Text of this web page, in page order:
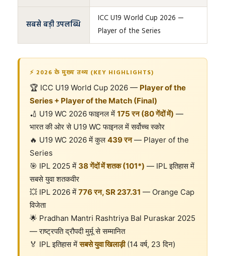
सबसे बड़ी उपलब्धि
ICC U19 World Cup 2026 —
Player of the Series
⚡ 2026 के मुख्य तथ्य (KEY HIGHLIGHTS)
🏆 ICC U19 World Cup 2026 — Player of the
Series + Player of the Match (Final)
🏏 U19 WC 2026 फाइनल में 175 रन (80 गेंदों में) —
भारत की ओर से U19 WC फाइनल में सर्वोच्च स्कोर
🔥 U19 WC 2026 में कुल 439 रन— Player of the
Series
🎯 IPL 2025 में 38 गेंदों में शतक (101*) — IPL इतिहास में
सबसे युवा शतकवीर
💥 IPL 2026 में 776 रन, SR 237.31 — Orange Cap
विजेता
🌟 Pradhan Mantri Rashtriya Bal Puraskar 2025
— राष्ट्रपति द्रौपदी मुर्मू से सम्मानित
🏅 IPL इतिहास मेंसबसे युवा खिलाड़ी(14 वर्ष, 23 दिन)